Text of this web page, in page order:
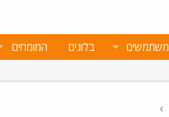
משתמשים בלוגים המומחים